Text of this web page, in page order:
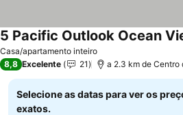
Casa/apartamento inteiro
8,8 Excelente 21 a 2.3 km de Centro
Selecione as datas para ver os
exatos.